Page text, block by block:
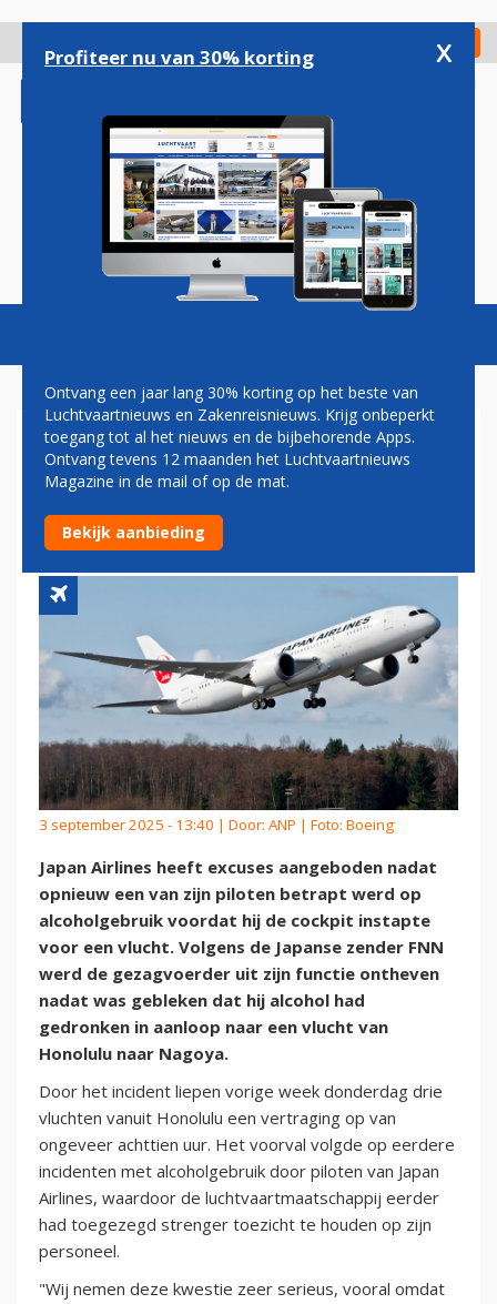
gaan
Check in
Magazine Podcasts Vacatures
OPNIEUW PILOOT JAPAN
AIRLINES BETRAPT OP
ALCOHOLGEBRUIK
3 september 2025 - 13:40 | Door: ANP | Foto: Boeing
Japan Airlines heeft excuses aangeboden nadat
opnieuw een van zijn piloten betrapt werd op
alcoholgebruik voordat hij de cockpit instapte
voor een vlucht. Volgens de Japanse zender FNN
werd de gezagvoerder uit zijn functie ontheven
nadat was gebleken dat hij alcohol had
gedronken in aanloop naar een vlucht van
Honolulu naar Nagoya.
Door het incident liepen vorige week donderdag drie
vluchten vanuit Honolulu een vertraging op van
ongeveer achttien uur. Het voorval volgde op eerdere
incidenten met alcoholgebruik door piloten van Japan
Airlines, waardoor de luchtvaartmaatschappij eerder
had toegezegd strenger toezicht te houden op zijn
personeel.
"Wij nemen deze kwestie zeer serieus, vooral omdat
Profiteer nu van 30% korting x
Ontvang een jaar lang 30% korting op het beste van
Luchtvaartnieuws en Zakenreisnieuws. Krijg onbeperkt
toegang tot al het nieuws en de bijbehorende Apps.
Ontvang tevens 12 maanden het Luchtvaartnieuws
Magazine in de mail of op de mat.
Bekijk aanbieding